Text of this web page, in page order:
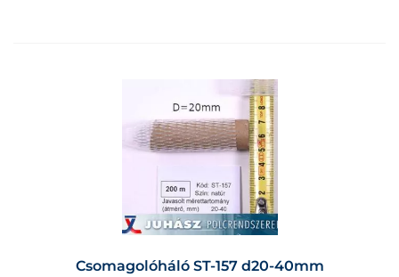
Csomagolóháló ST-157 d20-40mm